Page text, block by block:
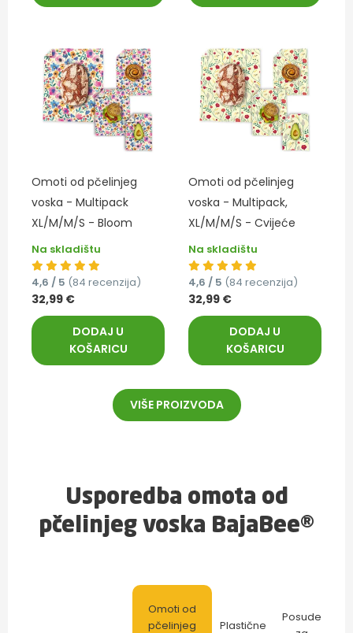
Omoti od pčelinjeg
voska - Multipack
XL/M/M/S - Bloom
Na skladištu
4,6 / 5 (84 recenzija)
32,99 €
DODAJ U
KOŠARICU
Omoti od pčelinjeg
voska - Multipack,
XL/M/M/S - Cvijeće
Na skladištu
4,6 / 5 (84 recenzija)
32,99 €
DODAJ U
KOŠARICU
VIŠE PROIZVODA
Usporedba omota od
pčelinjeg voska BajaBee®
Omoti od
pčelinjeg
Plastične
Posude